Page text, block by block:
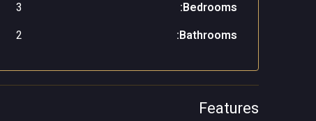
Bedrooms:
3
Bathrooms:
2
Features